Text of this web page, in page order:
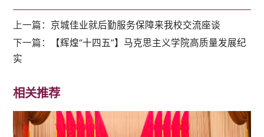
上一篇： 京城佳业就后勤服务保障来我校交流座谈
下一篇：
【辉煌“十四五”】马克思主义学院高质量发展纪
实
相关推荐